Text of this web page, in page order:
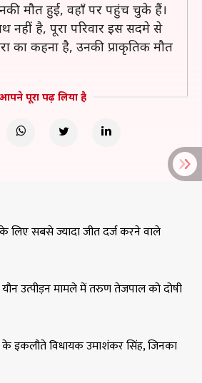
मौत हुई, वहाँ पर पहुंच चुके हैं।
नहीं है, पूरा परिवार इस सदमे से
का कहना है, उनकी प्राकृतिक मौत
पूरा पढ़ लिया है
लिए सबसे ज्यादा जीत दर्ज करने वाले
यौन उत्पीड़न मामले में तरुण तेजपाल को दोषी
के इकलौते विधायक उमाशंकर सिंह, जिनका